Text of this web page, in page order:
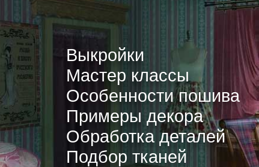
Выкройки
Мастер классы
Особенности пошива
Примеры декора
Обработка деталей
Подбор тканей